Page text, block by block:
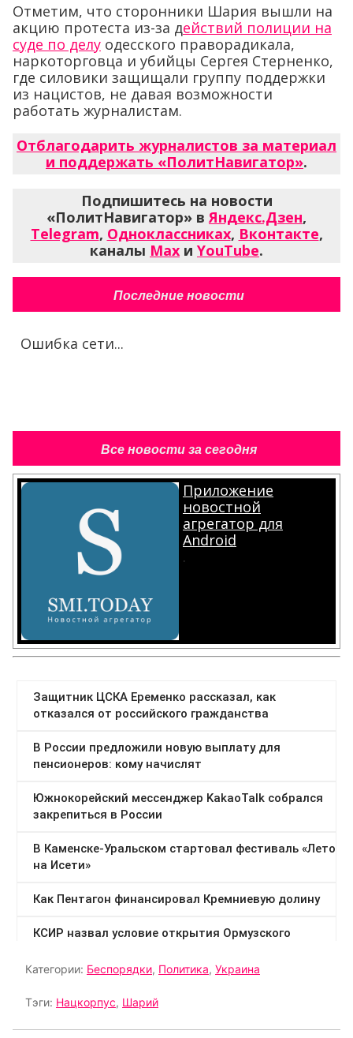
Отметим, что сторонники Шария вышли на
акцию протеста из-за действий полиции на
суде по делу одесского праворадикала,
наркоторговца и убийцы Сергея Стерненко,
где силовики защищали группу поддержки
из нацистов, не давая возможности
работать журналистам.
Отблагодарить журналистов за материал
и поддержать «ПолитНавигатор».
Подпишитесь на новости
«ПолитНавигатор» в Яндекс.Дзен,
Telegram, Одноклассниках, Вконтакте,
каналы Max и YouTube.
Последние новости
Ошибка сети...
Все новости за сегодня
Приложение
новостной
агрегатор для
Android
.
Категории: Беспорядки, Политика, Украина
Тэги: Нацкорпус, Шарий